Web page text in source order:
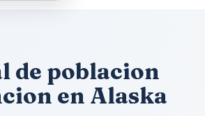
de poblacion
en Alaska